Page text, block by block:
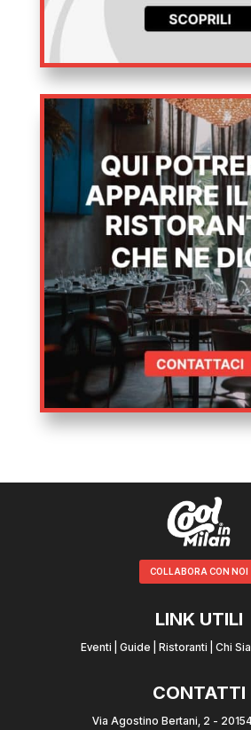
COLLABORA CON NOI
LINK UTILI
Eventi Guide Ristoranti Chi
CONTATTI
Via Agostino Bertani, 2 -